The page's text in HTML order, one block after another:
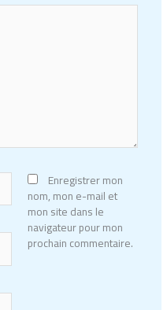
Enregistrer mon
nom, mon e-mail et
mon site dans le
navigateur pour mon
prochain commentaire.